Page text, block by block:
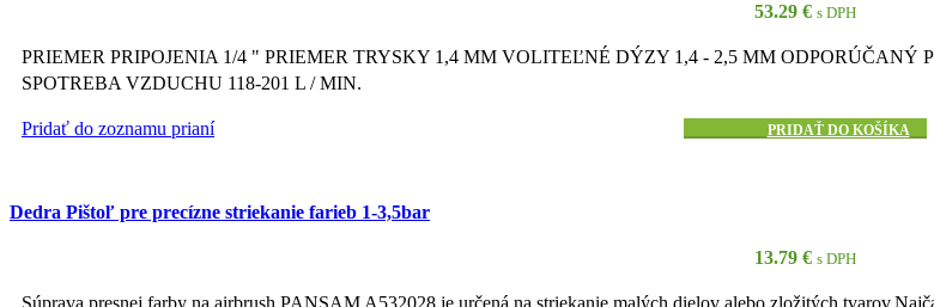
53.29 € s DPH
PRIEMER PRIPOJENIA 1/4 " PRIEMER TRYSKY 1,4 MM VOLITEĽNÉ DÝZY 1,4 - 2,5 MM
SPOTREBA VZDUCHU 118-201 L / MIN.
Pridať do zoznamu prianí PRIDAŤ DO KOŠÍKA
Dedra Pištoľ pre precízne striekanie farieb 1-3,5bar
13.79 € s DPH
Súprava presnej farby na airbrush PANSAM A532028 je určená na striekanie malých dielov alebo zložitých